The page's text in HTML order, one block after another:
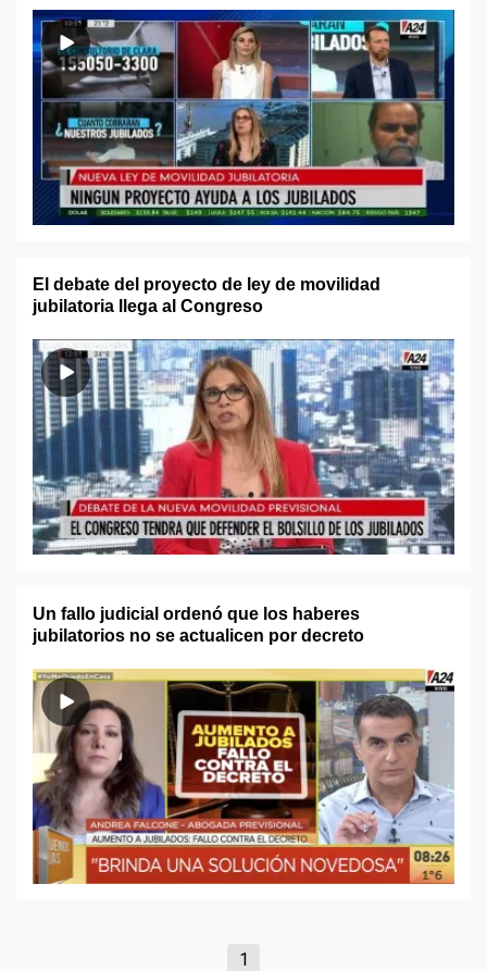
El debate del proyecto de ley de movilidad
jubilatoria llega al Congreso
Un fallo judicial ordenó que los haberes
jubilatorios no se actualicen por decreto
1